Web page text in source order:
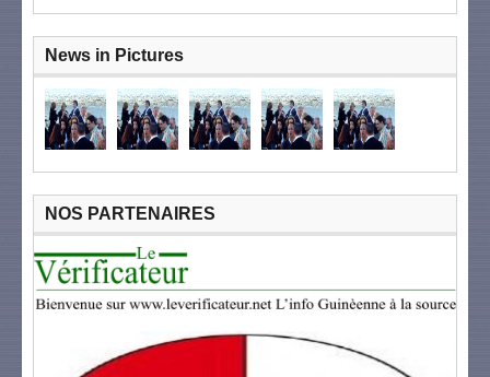
News in Pictures
NOS PARTENAIRES